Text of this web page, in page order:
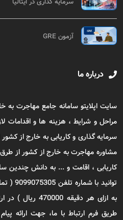
آزمون GRE
درباره ما
سایت اپلایتو سامانه جامع مهاجرت
مراحل و شرایط ، هزینه ها و اقدامات
سرمایه گذاری و کاریابی به خارج از
مشاوره مهاجرت به خارج از کشور از
کاریابی ، اقامت و ... به دانش چندین
توانید
به ازای هر دقیقه
طریق فرم ارتباط با ما، جهت ارائه